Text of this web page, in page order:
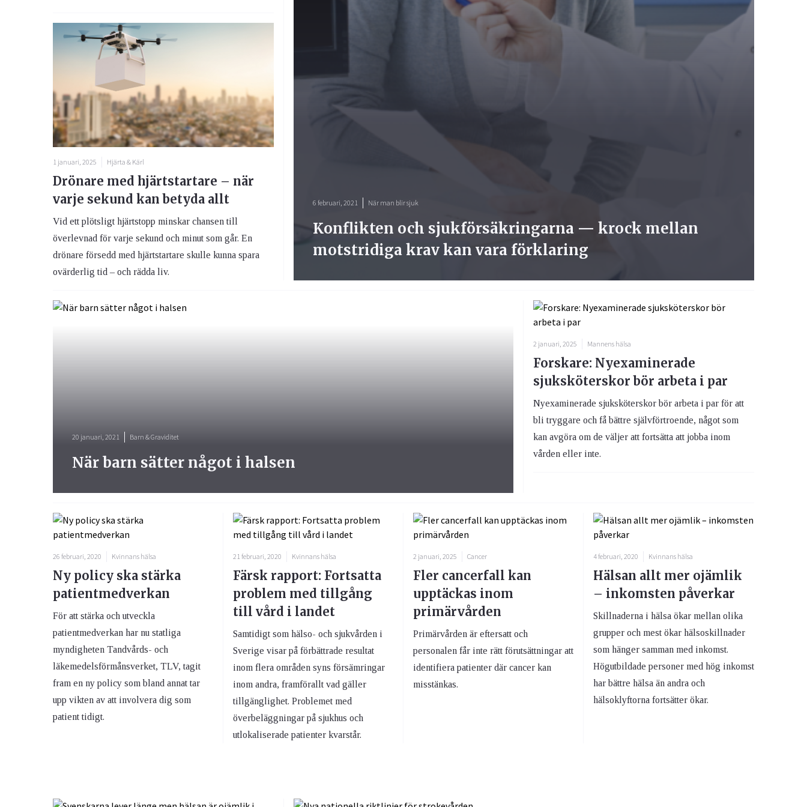
1 januari, 2025 Hjärta & Kärl
Drönare med hjärtstartare – när
varje sekund kan betyda allt
Vid ett plötsligt hjärtstopp minskar chansen till
överlevnad för varje sekund och minut som går. En
drönare försedd med hjärtstartare skulle kunna spara
ovärderlig tid – och rädda liv.
6 februari, 2021 När man blir sjuk
Konflikten och sjukförsäkringarna — krock mellan
motstridiga krav kan vara förklaring
20 januari, 2021 Barn & Graviditet
När barn sätter något i halsen
2 januari, 2025 Mannens hälsa
Forskare: Nyexaminerade
sjuksköterskor bör arbeta i par
Nyexaminerade sjuksköterskor bör arbeta i par för att
bli tryggare och få bättre självförtroende, något som
kan avgöra om de väljer att fortsätta att jobba inom
vården eller inte.
26 februari, 2020 Kvinnans hälsa
Ny policy ska stärka
patientmedverkan
För att stärka och utveckla
patientmedverkan har nu statliga
myndigheten Tandvårds- och
läkemedelsförmånsverket, TLV, tagit
fram en ny policy som bland annat tar
upp vikten av att involvera dig som
patient tidigt.
21 februari, 2020 Kvinnans hälsa
Färsk rapport: Fortsatta
problem med tillgång
till vård i landet
Samtidigt som hälso- och sjukvården i
Sverige visar på förbättrade resultat
inom flera områden syns försämringar
inom andra, framförallt vad gäller
tillgänglighet. Problemet med
överbeläggningar på sjukhus och
utlokaliserade patienter kvarstår.
2 januari, 2025 Cancer
Fler cancerfall kan
upptäckas inom
primärvården
Primärvården är eftersatt och
personalen får inte rätt förutsättningar att
identifiera patienter där cancer kan
misstänkas.
4 februari, 2020 Kvinnans hälsa
Hälsan allt mer ojämlik
– inkomsten påverkar
Skillnaderna i hälsa ökar mellan olika
grupper och mest ökar hälsoskillnader
som hänger samman med inkomst.
Högutbildade personer med hög inkomst
har bättre hälsa än andra och
hälsoklyftorna fortsätter ökar.